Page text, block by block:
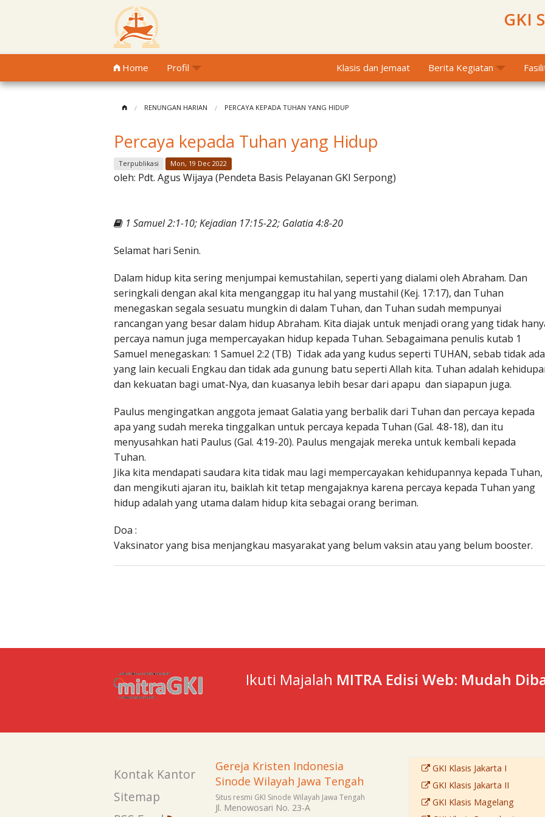
GKI
Home Profil Klasis dan Jemaat Berita Kegiatan
RENUNGAN HARIAN PERCAYA KEPADA TUHAN YANG HIDUP
Percaya kepada Tuhan yang Hidup
Terpublikasi Mon, 19 Dec 2022
oleh: Pdt. Agus Wijaya (Pendeta Basis Pelayanan GKI Serpong)
1 Samuel 2:1-10; Kejadian 17:15-22; Galatia 4:8-20
Selamat hari Senin.
Dalam hidup kita sering menjumpai kemustahilan, seperti yang dialami oleh Abraham. Dan
seringkali dengan akal kita menganggap itu hal yang mustahil (Kej. 17:17), dan Tuhan
menegaskan segala sesuatu mungkin di dalam Tuhan, dan Tuhan sudah mempunyai
rancangan yang besar dalam hidup Abraham. Kita diajak untuk menjadi orang yang tidak
percaya namun juga mempercayakan hidup kepada Tuhan. Sebagaimana penulis kutab 1
Samuel menegaskan: 1 Samuel 2:2 (TB) Tidak ada yang kudus seperti TUHAN, sebab tidak ada
yang lain kecuali Engkau dan tidak ada gunung batu seperti Allah kita. Tuhan adalah
dan kekuatan bagi umat-Nya, dan kuasanya lebih besar dari apapu dan siapapun juga.
Paulus mengingatkan anggota jemaat Galatia yang berbalik dari Tuhan dan percaya kepada
apa yang sudah mereka tinggalkan untuk percaya kepada Tuhan (Gal. 4:8-18), dan itu
menyusahkan hati Paulus (Gal. 4:19-20). Paulus mengajak mereka untuk kembali kepada
Tuhan.
Jika kita mendapati saudara kita tidak mau lagi mempercayakan kehidupannya kepada Tuhan,
dan mengikuti ajaran itu, baiklah kit tetap mengajaknya karena percaya kepada Tuhan yang
hidup adalah yang utama dalam hidup kita sebagai orang beriman.
Doa :
Vaksinator yang bisa menjangkau masyarakat yang belum vaksin atau yang belum booster.
Ikuti Majalah MITRA Edisi Web: Mudah
Kontak Kantor
Sitemap
Gereja Kristen Indonesia
Sinode Wilayah Jawa Tengah
Situs resmi GKI Sinode Wilayah Jawa Tengah
Jl. Menowosari No. 23-A
GKI Klasis Jakarta I
GKI Klasis Jakarta II
GKI Klasis Magelang